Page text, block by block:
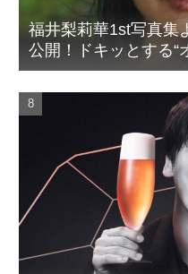
福井梨莉華1st写真集
公開！ドキッとする“